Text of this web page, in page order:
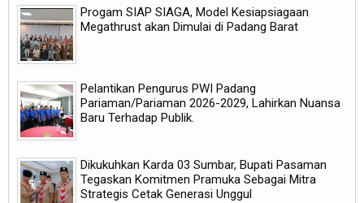
Progam SIAP SIAGA, Model Kesiapsiagaan
Megathrust akan Dimulai di Padang Barat
Pelantikan Pengurus PWI Padang
Pariaman/Pariaman 2026-2029, Lahirkan Nuansa
Baru Terhadap Publik.
Dikukuhkan Karda 03 Sumbar, Bupati Pasaman
Tegaskan Komitmen Pramuka Sebagai Mitra
Strategis Cetak Generasi Unggul